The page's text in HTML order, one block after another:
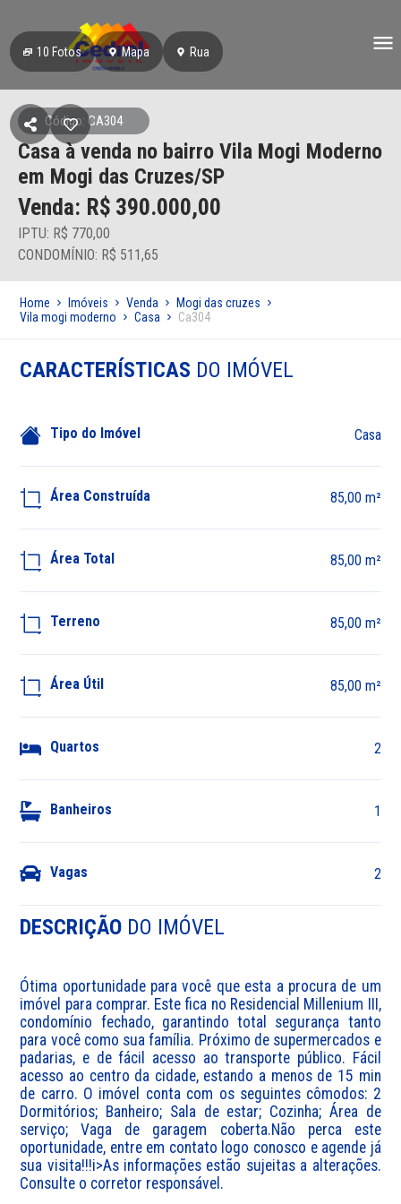
10 Fotos Mapa Rua
Código: CA304
Casa à venda no bairro Vila Mogi Moderno
em Mogi das Cruzes/SP
Venda: R$ 390.000,00
IPTU: R$ 770,00
CONDOMÍNIO: R$ 511,65
Home Imóveis Venda
Mogi das cruzes
Vila mogi moderno
Casa Ca304
CARACTERÍSTICAS DO IMÓVEL
Tipo do Imóvel Casa
Área Construída 85,00 m²
Área Total 85,00 m²
Terreno 85,00 m²
Área Útil 85,00 m²
Quartos 2
Banheiros 1
Vagas 2
DESCRIÇÃO DO IMÓVEL
Ótima oportunidade para você que esta a procura de um
imóvel para comprar. Este fica no Residencial Millenium III,
condomínio fechado, garantindo total segurança tanto
para você como sua família. Próximo de supermercados e
padarias, e de fácil acesso ao transporte público. Fácil
acesso ao centro da cidade, estando a menos de 15 min
de carro. O imóvel conta com os seguintes cômodos: 2
Dormitórios; Banheiro; Sala de estar; Cozinha; Área de
serviço; Vaga de garagem coberta.Não perca este
oportunidade, entre em contato logo conosco e agende já
sua visita!!!i>As informações estão sujeitas a alterações.
Consulte o corretor responsável.